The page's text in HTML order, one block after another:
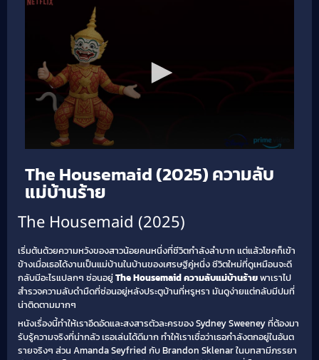
The Housemaid (2025) ความลับ
แม่บ้านร้าย
The Housemaid (2025)
เริ่มต้นด้วยความหวังของสาวน้อยคนหนึ่งที่ชีวิตกำลังลำบาก แต่แล้วโชคก็เข้า
ข้างเมื่อเธอได้งานเป็นแม่บ้านในบ้านของเศรษฐีคู่หนึ่ง ชีวิตใหม่ที่ดูเหมือนจะดี
กลับมีอะไรแปลกๆ ซ่อนอยู่The Housemaid ความลับแม่บ้านร้ายพาเราไป
สำรวจความลับดำมืดที่ซ่อนอยู่หลังประตูบ้านที่หรูหรา มันดูง่ายแต่กลับมีปมที่
น่าติดตามมากๆ
หนังเรื่องนี้ทำให้เราอึดอัดและสงสารตัวละครของ Sydney Sweeney ที่ต้องมา
รับรู้ความจริงที่น่ากลัว เธอเล่นได้ดีมาก ทำให้เราเชื่อว่าเธอกำลังตกอยู่ในอันต
รายจริงๆ ส่วน Amanda Seyfried กับ Brandon Sklenar ในบทสามีภรรยา